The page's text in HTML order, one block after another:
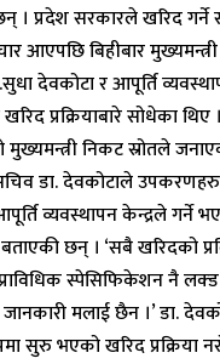
। प्रदेश सरकारले खरिद गर्ने
आएपछि बिहीबार
देवकोटा र आपूर्ति
प्रक्रियाबारे सोधेका थिए
निकट स्रोतले
डा. देवकोटाले उपकरणहरु
व्यवस्थापन केन्द्रले
छन् । ‘सबै खरिदको
स्पेसिफिकेशन नै लक्ड
मलाई छैन ।’ डा.
सुरु भएको खरिद प्रक्रिया